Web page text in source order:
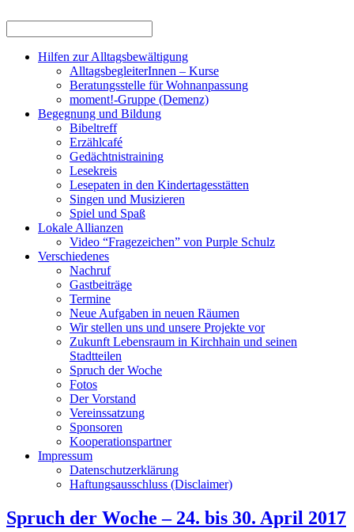
Hilfen zur Alltagsbewältigung
AlltagsbegleiterInnen – Kurse
Beratungsstelle für Wohnanpassung
moment!-Gruppe (Demenz)
Begegnung und Bildung
Bibeltreff
Erzählcafé
Gedächtnistraining
Lesekreis
Lesepaten in den Kindertagesstätten
Singen und Musizieren
Spiel und Spaß
Lokale Allianzen
Video “Fragezeichen” von Purple Schulz
Verschiedenes
Nachruf
Gastbeiträge
Termine
Neue Aufgaben in neuen Räumen
Wir stellen uns und unsere Projekte vor
Zukunft Lebensraum in Kirchhain und seinen
Stadtteilen
Spruch der Woche
Fotos
Der Vorstand
Vereinssatzung
Sponsoren
Kooperationspartner
Impressum
Datenschutzerklärung
Haftungsausschluss (Disclaimer)
Spruch der Woche – 24. bis 30. April 2017